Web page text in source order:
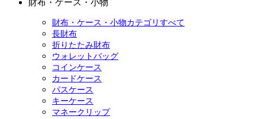
財布・ケース・小物
財布・ケース・小物カテゴリすべて
長財布
折りたたみ財布
ウォレットバッグ
コインケース
カードケース
パスケース
キーケース
マネークリップ